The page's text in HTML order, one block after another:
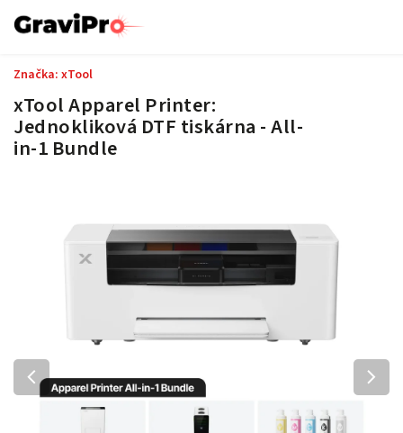
xTool Apparel Printer:
Jednokliková DTF tiskárna - All-
in-1 Bundle
Značka: xTool